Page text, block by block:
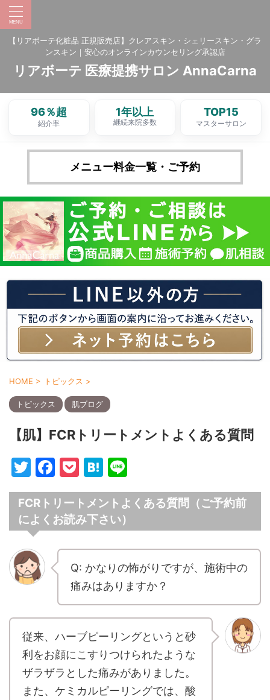
【リアボーテ化粧品 正規販売店】クレアスキン・シェリースキン・グラ
ンスキン｜安心のオンラインカウンセリング承認店
リアボーテ 医療提携サロン AnnaCarna
96％超
紹介率
1年以上
継続来院多数
TOP15
マスターサロン
メニュー料金一覧・ご予約
HOME > トピックス >
トピックス 肌ブログ
【肌】FCRトリートメントよくある質問
T
w
itt
er
F
a
c
e
b
o
k
P
o
c
k
et
H
at
e
n
a
n
e
FCRトリートメントよくある質問（ご予約前
によくお読み下さい）
Q: かなりの怖がりですが、施術中の
痛みはありますか？
従来、ハーブピーリングというと砂
利をお顔にこすりつけられたような
ザラザラとした痛みがありました。
また、ケミカルピーリングでは、酸